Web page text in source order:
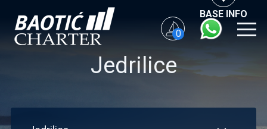
0
BASE INFO
Jedrilice